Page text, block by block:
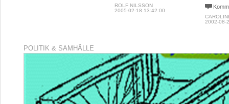
ROLF NILSSON
2005-02-18 13:42:00
2002-08-
POLITIK & SAMHÄLLE